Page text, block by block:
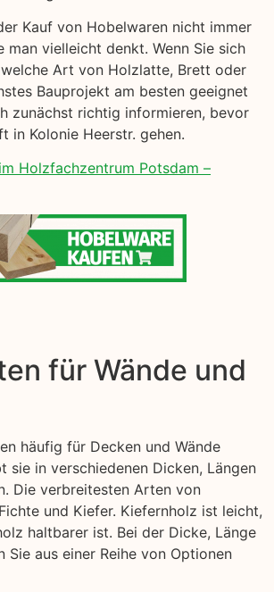
Kauf von Hobelwaren nicht immer
man vielleicht denkt. Wenn Sie sich
Art von Holzlatte, Brett oder
Bauprojekt am besten geeignet
zunächst richtig informieren, bevor
in Kolonie Heerstr. gehen.
Holzfachzentrum Potsdam –
für Wände und
häufig für Decken und Wände
sie in verschiedenen Dicken, Längen
Die verbreitesten Arten von
und Kiefer. Kiefernholz ist leicht,
haltbarer ist. Bei der Dicke, Länge
Sie aus einer Reihe von Optionen